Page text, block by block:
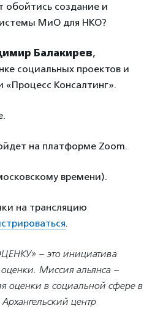
обойтись создание и
МиО для НКО?
Балакирев,
социальных проектов и
Консалтинг».
на платформе Zoom.
времени).
на трансляцию
.
– это инициатива
Миссия альянса –
оценки в социальной сфере в
центр